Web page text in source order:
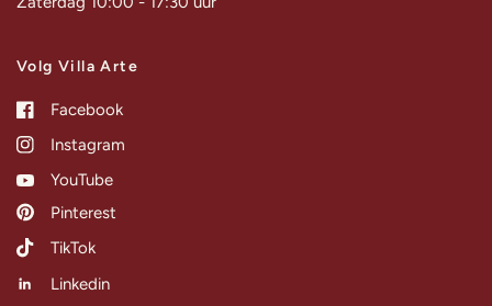
Volg Villa Arte
Facebook
Instagram
YouTube
Pinterest
TikTok
Linkedin